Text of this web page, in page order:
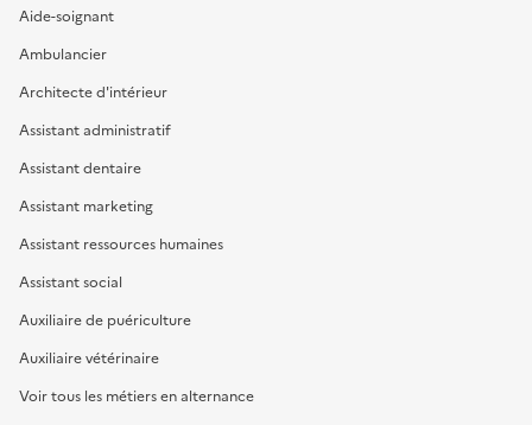
Aide-soignant
Ambulancier
Architecte d'intérieur
Assistant administratif
Assistant dentaire
Assistant marketing
Assistant ressources humaines
Assistant social
Auxiliaire de puériculture
Auxiliaire vétérinaire
Voir tous les métiers en alternance